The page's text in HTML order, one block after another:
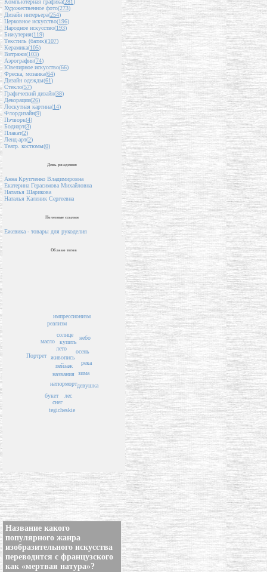
Компьютерная графика(281)
Художественное фото(273)
Дизайн интерьера(254)
Церковное искусство(196)
Народное искусство(193)
Бижутерия(119)
Текстиль (батик)(107)
Керамика(105)
Витражи(103)
Аэрография(74)
Ювелирное искусство(66)
Фреска, мозаика(64)
Дизайн одежды(61)
Стекло(57)
Графический дизайн(38)
Декорации(26)
Лоскутная картина(14)
Флордизайн(9)
Пэчворк(4)
Бодиарт(3)
Плакат(2)
Ленд-арт(2)
Театр. костюмы(0)
День рождения
Анна Крупченко Владимировна
Екатерина Герасимова Михайловна
Наталья Шарикова
Наталья Каленик Сергеевна
Полезные ссылки
Ежевика - товары для рукоделия
Облако тегов
пейзаж
названия
живопись
лето
натюрморт
купить
солнце
лес
зима
осень
букет
масло
река
снег
tegicheskie
реализм
небо
импрессионизм
Портрет
девушка
Название какого
популярного жанра
изобразительного искусства
переводится с французского
как «мертвая натура»?